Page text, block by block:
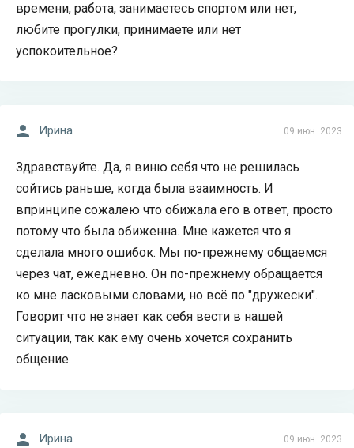
времени, работа, занимаетесь спортом или нет,
любите прогулки, принимаете или нет
успокоительное?
09 июн. 2023
Ирина
Здравствуйте. Да, я виню себя что не решилась
сойтись раньше, когда была взаимность. И
впринципе сожалею что обижала его в ответ, просто
потому что была обиженна. Мне кажется что я
сделала много ошибок. Мы по-прежнему общаемся
через чат, ежедневно. Он по-прежнему обращается
ко мне ласковыми словами, но всё по "дружески".
Говорит что не знает как себя вести в нашей
ситуации, так как ему очень хочется сохранить
общение.
09 июн. 2023
Ирина